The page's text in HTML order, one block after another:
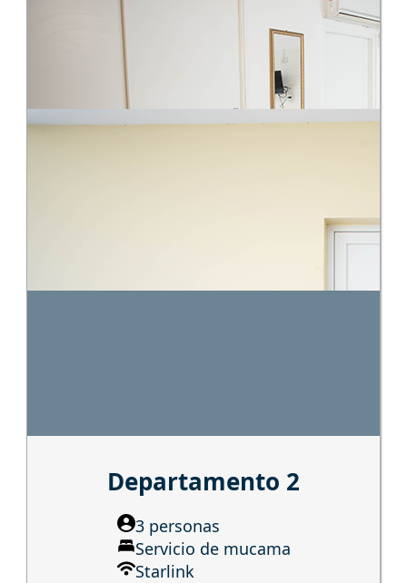
Departamento 1
Servicio de mucama
Starlink
Departamento 2
3 personas
Servicio de mucama
Starlink